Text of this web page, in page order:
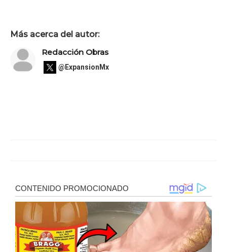
Más acerca del autor:
Redacción Obras
@ExpansionMx